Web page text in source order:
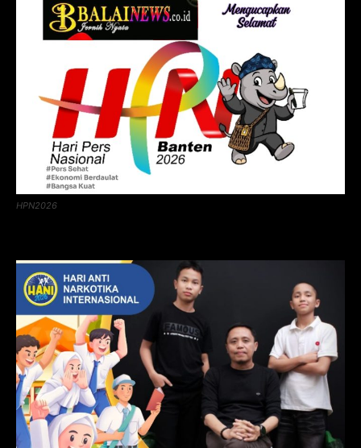
HPN2026